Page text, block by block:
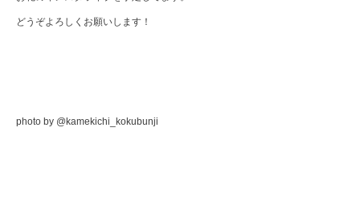
どうぞよろしくお願いします！
photo by @kamekichi_kokubunji